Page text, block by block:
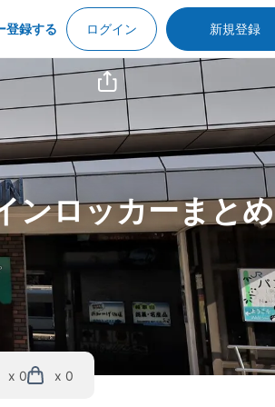
登録する ログイン 新規登録
ンロッカーまとめ
x 0 x 0